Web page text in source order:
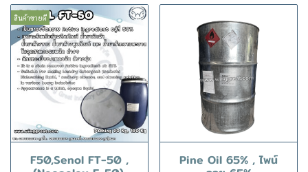
สินค้าขายดี
F50,Senol FT-50 , Pine Oil 65% , ไพน์